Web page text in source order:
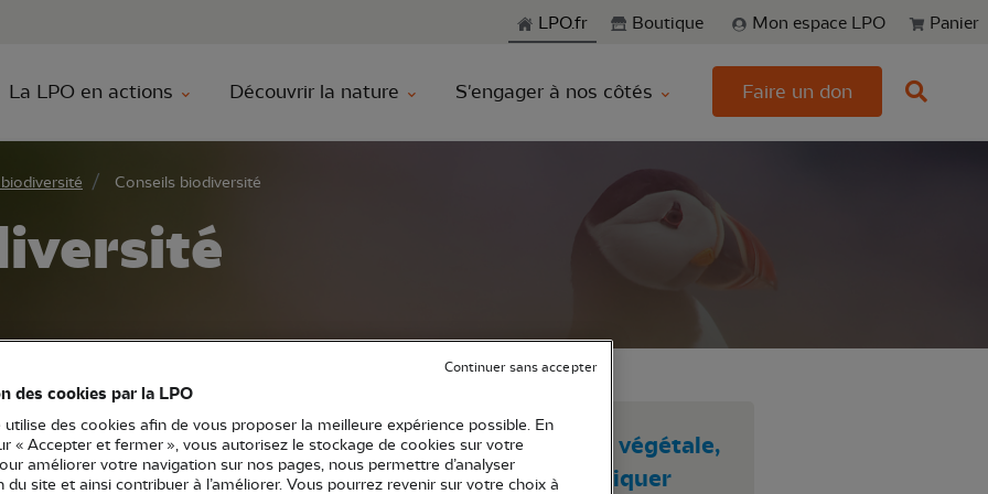
Aller à la rechercheLPO.fr Boutique Mon espace LPO Panier
La LPO en actions Découvrir la nature S'engager à nos côtés Faire un don
Conseils biodiversité
secourir un animal, identifier une espèce animale ou végétale,
et la réglementation, accueillir la faune sauvage, pratiquer
des cookies par la LPO
utilise des cookies afin de vous proposer la meilleure expérience possible. En
« Accepter et fermer », vous autorisez le stockage de cookies sur votre
améliorer votre navigation sur nos pages, nous permettre d’analyser
du site et ainsi contribuer à l’améliorer. Vous pourrez revenir sur votre choix à
Continuer sans accepter